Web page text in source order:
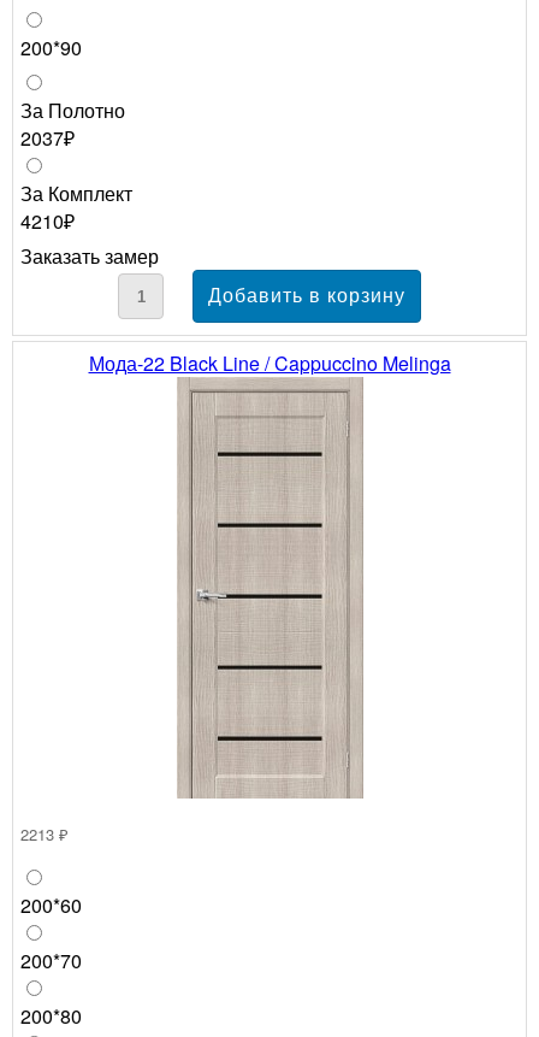
200*90
За Полотно
2037₽
За Комплект
4210₽
Заказать замер
Мода-22 Black Line / Cappuccino Melinga
2213 ₽
200*60
200*70
200*80